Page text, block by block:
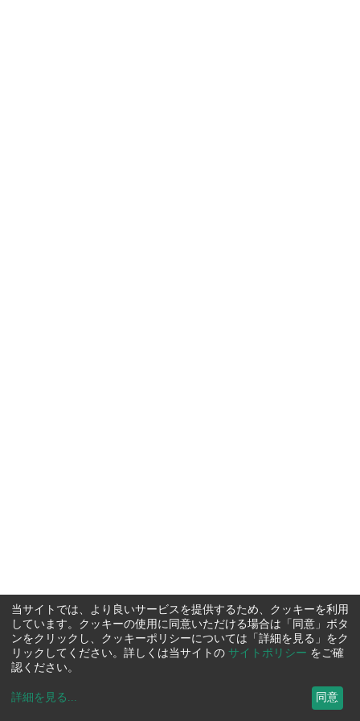
当サイトでは、より良いサービスを提供するため、クッキーを利用
しています。クッキーの使用に同意いただける場合は「同意」ボタ
ンをクリックし、クッキーポリシーについては「詳細を見る」をク
リックしてください。詳しくは当サイトの サイトポリシー をご確
認ください。
詳細を見る ... 同意